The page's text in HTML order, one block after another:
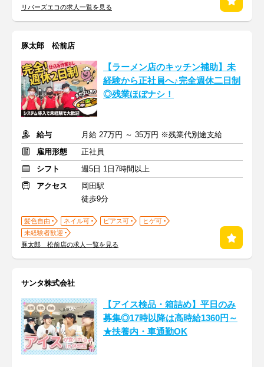
リバーズエコの求人一覧を見る
豚太郎 松前店
【ラーメン店のキッチン補助】未
経験から正社員へ♪完全週休二日制
◎残業ほぼナシ！
給与
月給 27万円 ～ 35万円 ※残業代別途支給
雇用形態
正社員
シフト
週5日 1日7時間以上
アクセス
岡田駅
徒歩9分
髪色自由 ネイル可 ピアス可
ヒゲ可
未経験者歓迎
豚太郎 松前店の求人一覧を見る
サンタ株式会社
【アイス検品・箱詰め】平日のみ
募集◎17時以降は高時給1360円～
★扶養内・車通勤OK